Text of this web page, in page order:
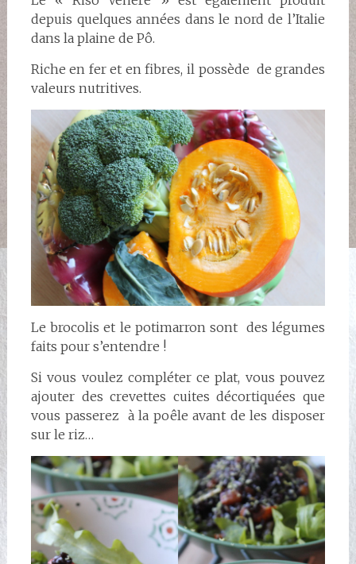
depuis quelques années dans le nord de l’Italie
dans la plaine de Pô.
Riche en fer et en fibres, il possède de grandes
valeurs nutritives.
Le brocolis et le potimarron sont des légumes
faits pour s’entendre !
Si vous voulez compléter ce plat, vous pouvez
ajouter des crevettes cuites décortiquées que
vous passerez à la poêle avant de les disposer
sur le riz…